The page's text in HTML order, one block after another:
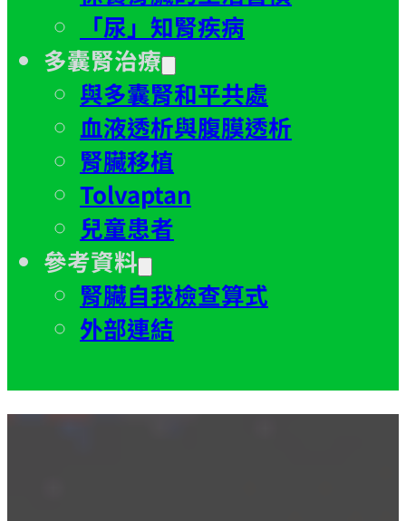
「尿」知腎疾病
多囊腎治療
與多囊腎和平共處
血液透析與腹膜透析
腎臟移植
Tolvaptan
兒童患者
參考資料
腎臟自我檢查算式
外部連結